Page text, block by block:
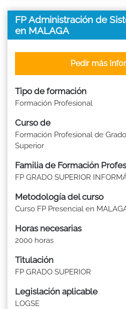
FP Administración de
en MALAGA
Tipo de formación
Formación Profesional
Curso de
Formación Profesional de
Superior
Familia de Formación
FP GRADO SUPERIOR
Metodología del curso
Curso FP Presencial en
Horas necesarias
2000 horas
Titulación
FP GRADO SUPERIOR
Legislación aplicable
LOGSE
Pedir más